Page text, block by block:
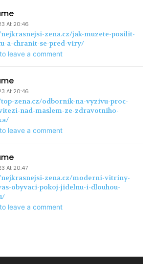
At 20:46
zena.cz/jak-muzete-posilit-
a-chranit-se-pred-viry/
leave a comment
At 20:46
zena.cz/odbornik-na-vyzivu-proc-
nad-maslem-ze-zdravotniho-
leave a comment
At 20:47
zena.cz/moderni-vitriny-
obyvaci-pokoj-jidelnu-i-dlouhou-
leave a comment